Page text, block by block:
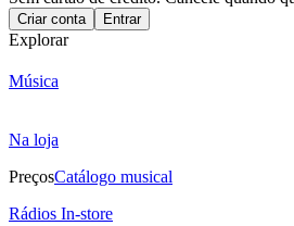
Criar conta Entrar
Explorar
Música
Na loja
PreçosCatálogo musical
Rádios In-store